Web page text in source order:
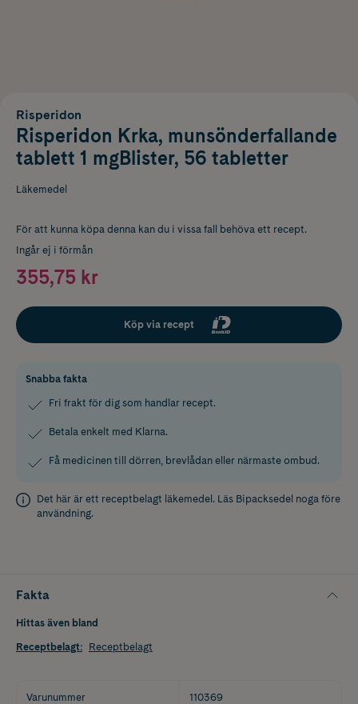
Risperidon
Risperidon Krka, munsönderfallande
tablett 1 mgBlister, 56 tabletter
Läkemedel
För att kunna köpa denna kan du i vissa fall behöva ett recept.
Ingår ej i förmån
355,75 kr
Köp via recept
Snabba fakta
Fri frakt för dig som handlar recept.
Betala enkelt med Klarna.
Få medicinen till dörren, brevlådan eller närmaste ombud.
Det här är ett receptbelagt läkemedel. Läs Bipacksedel noga före
användning.
Fakta
Hittas även bland
Receptbelagt: Receptbelagt
Varunummer 110369